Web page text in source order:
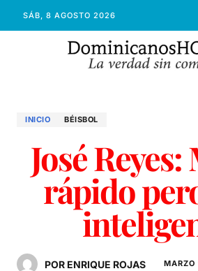
SÁB, 8 AGOSTO 2026
INICIO BÉISBOL
José
rápido
POR ENRIQUE ROJAS MARZO